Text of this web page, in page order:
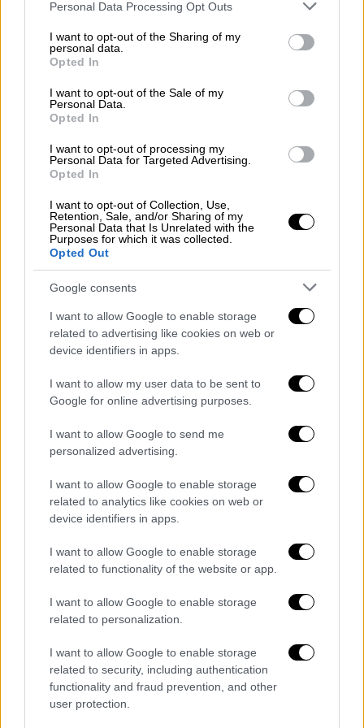
not limited to your visit or usage behaviour. You may click to
grant or deny consent to Google and its third-party tags to
use your data for below specified purposes in below Google
consent section.
Personal Data Processing Opt Outs
I want to opt-out of the Sharing of my
personal data.
Opted In
I want to opt-out of the Sale of my
Personal Data.
Opted In
I want to opt-out of processing my
Personal Data for Targeted Advertising.
Opted In
I want to opt-out of Collection, Use,
Retention, Sale, and/or Sharing of my
Personal Data that Is Unrelated with the
Purposes for which it was collected.
Opted Out
Google consents
I want to allow Google to enable storage
related to advertising like cookies on web or
device identifiers in apps.
I want to allow my user data to be sent to
Google for online advertising purposes.
I want to allow Google to send me
personalized advertising.
I want to allow Google to enable storage
related to analytics like cookies on web or
device identifiers in apps.
I want to allow Google to enable storage
related to functionality of the website or app.
I want to allow Google to enable storage
related to personalization.
I want to allow Google to enable storage
related to security, including authentication
functionality and fraud prevention, and other
user protection.
σχεδόν των διαθέσιμων επιλογών. Μια
ιστορική ματιά στο σχετικά κοντινό 2003 και
την εισβολή στο Ιράκ προσφέρει χρήσιμα
της Νατοϊκής Συμμαχίας, που φιλοξενούν
στο έδαφος τους αμερικανικές δυνάμεις-
εγκαταστάσεις. Το καλούμενο τότε «βόρειο
μέτωπο» το οποίο λόγω της τουρκικής
στάσης δεν «άνοιξε» ποτέ, δεν επηρέασε μεν
την έκβαση των επιχειρήσεων, αλλά ενείχε
πολιτικό και όχι μόνο κόστος για την πλευρά
η οποία το απέτρεψε.
Με άλλα λόγια, η ελληνική πλευρά, στην
σύνολο στην Ουκρανία, θα πρέπει να λάβει
υπόψιν της, τις επικείμενες αντιδράσεις
τις υποχρεώσεις που προκύπτουν από τη
συμμετοχή της εντός Συμμαχίας.